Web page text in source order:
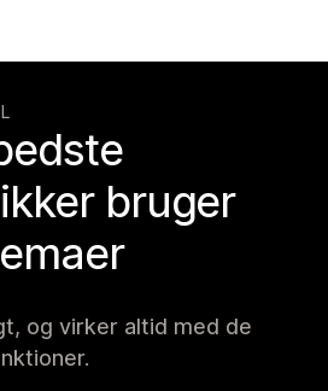
bruger
og virker altid med de